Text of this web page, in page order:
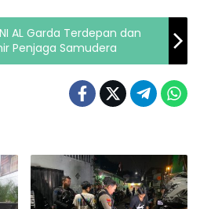
AL Garda Terdepan dan
Penjaga Samudera